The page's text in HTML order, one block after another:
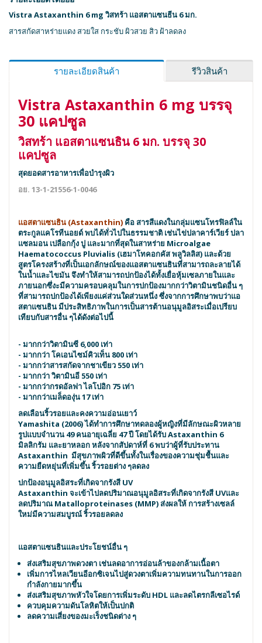
Vistra Astaxanthin 6 mg วิสทร้า แอสตาแซนธีน 6 มก.
สารสกัดสาหร่ายแดง สวยใส กระชับ ผิวสวย สิว ฝ้าลดลง
รายละเอียดสินค้า รีวิวสินค้า
Vistra Astaxanthin 6 mg บรรจุ
30 แคปซูล
วิสทร้า แอสตาแซนธิน 6 มก. บรรจุ 30
แคปซูล
สุดยอดสารอาหารเพื่อบำรุงผิว
อย. 13-1-21556-1-0046
แอสตาแซนธิน (Astaxanthin) คือ สารสีแดงในกลุ่มแซนโทรฟิลล์ใน
ตระกูลแคโรทีนอยด์ พบได้ทั่วไปในธรรมชาติ เช่นไข่ปลาคาร์เวียร์ ปลา
แซลมอน เปลือกกุ้ง ปู และมากที่สุดในสาหร่าย Microalgae
Haematococcus Pluvialis (เฮมาโทคอกคัส พลูวิลลิส) และด้วย
สูตรโครงสร้างที่เป็นเอกลักษณ์ของแอสตาแซนธินที่สามารถละลายได้
ในน้ำและไขมัน จึงทำให้สามารถปกป้องได้ทั้งเยื่อหุ้มเซลภายในและ
ภายนอกซึ่งะมีความครอบคลุมในการปกป้องมากกว่าวิตามินชนิดอื่น ๆ
ที่สามารถปกป้องได้เพียงแค่ส่วนใดส่วนหนึ่ง ซึ่งจากการศึกษาพบว่าแอ
สตาแซนธิน มีประสิทธิภาพในการเป็นสารต้านอนุมูลอิสระเมื่อเปรียบ
เทียบกับสารอื่น ๆได้ดังต่อไปนี้
- มากกว่าวิตามินซี 6,000 เท่า
- มากกว่า โคเอนไซม์คิวเท็น 800 เท่า
- มากกว่าสารสกัดจากชาเขียว 550 เท่า
- มากกว่า วิตามินอี 550 เท่า
- มากกว่ากรดอัลฟา ไลโปอิก 75 เท่า
- มากกว่าเมล็ดองุ่น 17 เท่า
ลดเลือนริ้วรอยและคงความอ่อนเยาว์
Yamashita (2006) ได้ทำการศึกษาทดลองผู้หญิงที่มีลักษณะผิวหลาย
รูปแบบจำนวน 49 คนอายุเฉลี่ย 47 ปี โดยได้รับ Astaxanthin 6
มิลลิกรัม และยาหลอก หลังจากสัปดาห์ที่ 6 พบว่าผู้ที่รับประทาน
Astaxanthin มีสุขภาพผิวที่ดีขึ้นทั้งในเรื่องของความชุ่มชื้นและ
ความยืดหยุ่นที่เพิ่มขึ้น ริ้วรอยต่าง ๆลดลง
ปกป้องอนุมูลอิสระที่เกิดจากรังสี UV
Astaxanthin จะเข้าไปลดปริมาณอนุมูลอิสระที่เกิดจากรังสี UVและ
ลดปริมาณ Matalloproteinases (MMP) ส่งผลให้ การสร้างเซลล์
ใหม่มีความสมบูรณ์ ริ้วรอยลดลง
แอสตาแซนธินและประโยชน์อื่น ๆ
ส่งเสริมสุขภาพดวงตา เช่นลดอาการอ่อนล้าของกล้ามเนื้อตา
เพิ่มการไหลเวียนอีอกซิเจนไปสู่ดวงตาเพิ่มความทนทานในการออก
กำลังกายมากขึ้น
ส่งเสริมสุขภาพหัวใจโดยการเพิ่มระดับ HDL และลดไตรกลีเซอไรด์
ควบคุมความดันโลหิตให้เป็นปกติ
ลดความเสี่ยงของมะเร็งชนิดต่าง ๆ